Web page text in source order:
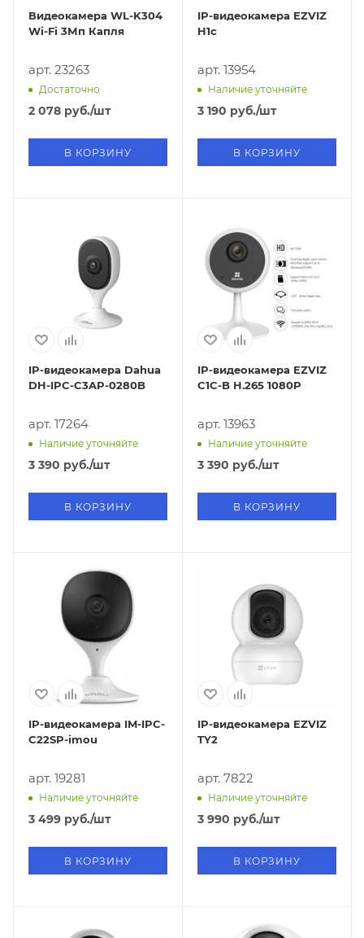
Видеокамера WL-K304
Wi-Fi 3Мп Капля
арт. 23263
Достаточно
2 078 руб./шт
В КОРЗИНУ
IP-видеокамера EZVIZ
H1c
арт. 13954
Наличие уточняйте
3 190 руб./шт
В КОРЗИНУ
IP-видеокамера Dahua
DH-IPC-C3AP-0280B
арт. 17264
Наличие уточняйте
3 390 руб./шт
В КОРЗИНУ
IP-видеокамера EZVIZ
C1C-B H.265 1080P
арт. 13963
Наличие уточняйте
3 390 руб./шт
В КОРЗИНУ
IP-видеокамера IM-IPC-
C22SP-imou
арт. 19281
Наличие уточняйте
3 499 руб./шт
В КОРЗИНУ
IP-видеокамера EZVIZ
TY2
арт. 7822
Наличие уточняйте
3 990 руб./шт
В КОРЗИНУ